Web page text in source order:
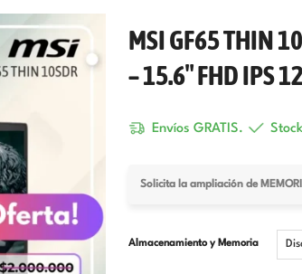
MSI GF65 THIN
– 15.6″ FHD IPS
Envíos GRATIS.
Solicita la ampliación de
Almacenamiento y Memoria